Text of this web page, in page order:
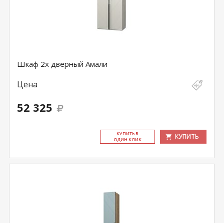
Шкаф 2х дверный Амали
Цена
52 325
КУ­ПИТЬ В
ОДИН КЛИК
КУПИТЬ